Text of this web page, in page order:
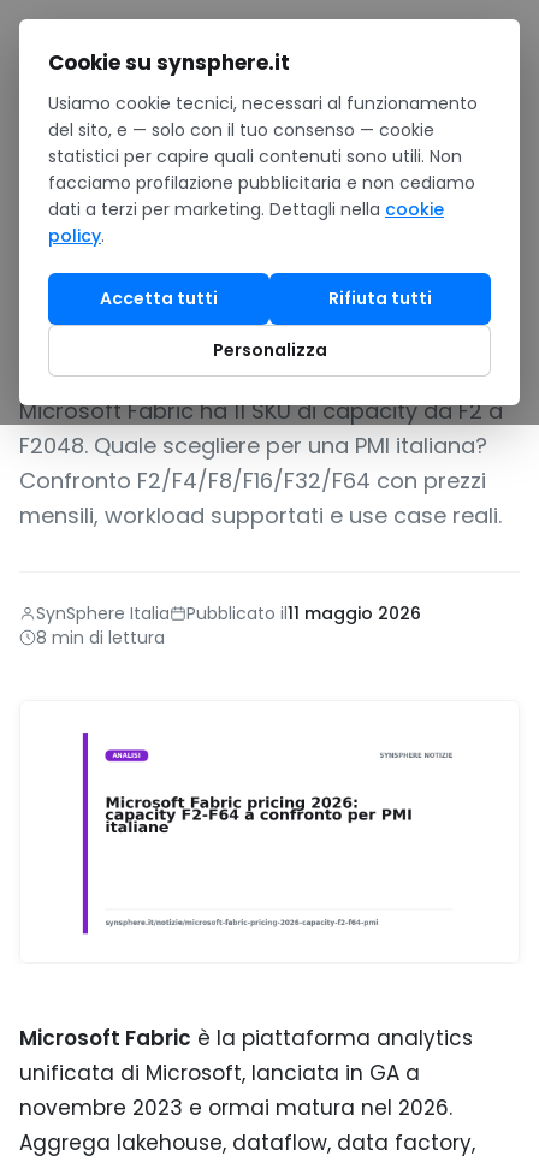
Salta al contenuto
Home / Notizie
Microsoft Fabric pricing 2026: capacity F2-F64 a confronto
per PMI italiane
ANALISI
Microsoft Fabric pricing
2026: capacity F2-F64 a
confronto per PMI italiane
Microsoft Fabric ha 11 SKU di capacity da F2 a
F2048. Quale scegliere per una PMI italiana?
Confronto F2/F4/F8/F16/F32/F64 con prezzi
mensili, workload supportati e use case reali.
SynSphere Italia Pubblicato il11 maggio 2026
8 min di lettura
Microsoft Fabric è la piattaforma analytics
unificata di Microsoft, lanciata in GA a
novembre 2023 e ormai matura nel 2026.
Aggrega lakehouse, dataflow, data factory,
Cookie su synsphere.it
Usiamo cookie tecnici, necessari al funzionamento
del sito, e — solo con il tuo consenso — cookie
statistici per capire quali contenuti sono utili. Non
facciamo profilazione pubblicitaria e non cediamo
dati a terzi per marketing. Dettagli nella cookie
policy.
Accetta tutti Rifiuta tutti
Personalizza